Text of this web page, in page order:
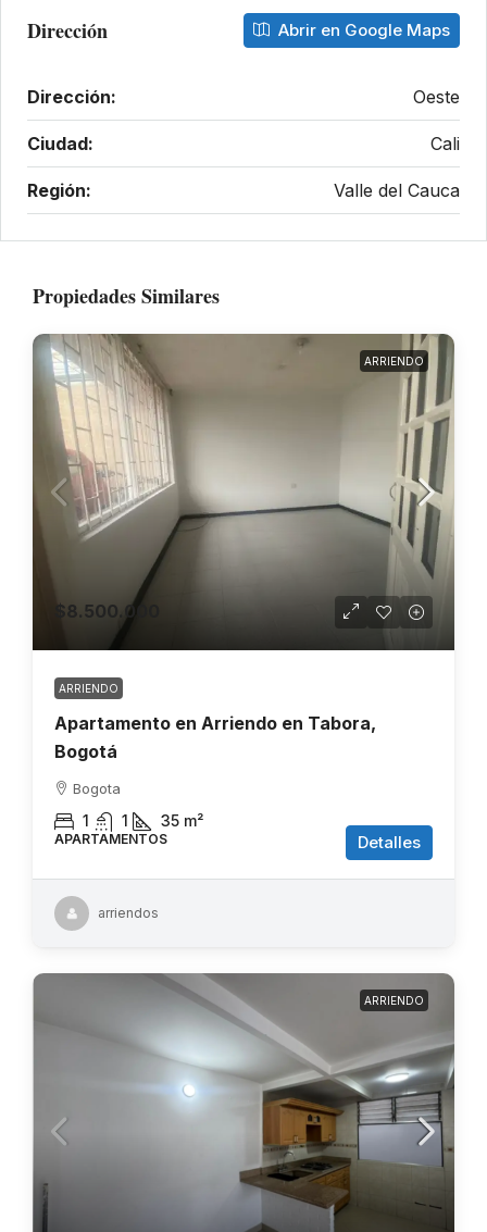
Dirección Abrir en Google Maps
Dirección: Oeste
Ciudad: Cali
Región: Valle del Cauca
Propiedades Similares
ARRIENDO
$8.500.000
ARRIENDO
Apartamento en Arriendo en Tabora,
Bogotá
Bogota
1 1 35 m²
APARTAMENTOS Detalles
arriendos
ARRIENDO